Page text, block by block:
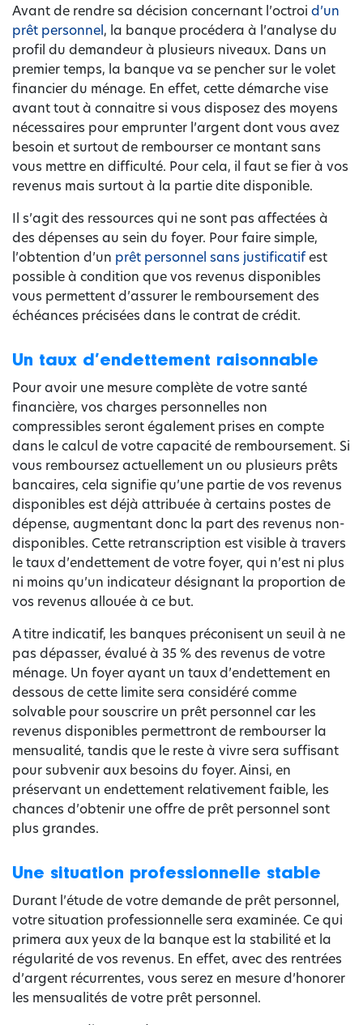
Avant de rendre sa décision concernant l’octroi d’un
prêt personnel, la banque procédera à l’analyse du
profil du demandeur à plusieurs niveaux. Dans un
premier temps, la banque va se pencher sur le volet
financier du ménage. En effet, cette démarche vise
avant tout à connaitre si vous disposez des moyens
nécessaires pour emprunter l’argent dont vous avez
besoin et surtout de rembourser ce montant sans
vous mettre en difficulté. Pour cela, il faut se fier à vos
revenus mais surtout à la partie dite disponible.
Il s’agit des ressources qui ne sont pas affectées à
des dépenses au sein du foyer. Pour faire simple,
l’obtention d’un prêt personnel sans justificatifest
possible à condition que vos revenus disponibles
vous permettent d’assurer le remboursement des
échéances précisées dans le contrat de crédit.
Un taux d’endettement raisonnable
Pour avoir une mesure complète de votre santé
financière, vos charges personnelles non
compressibles seront également prises en compte
dans le calcul de votre capacité de remboursement. Si
vous remboursez actuellement un ou plusieurs prêts
bancaires, cela signifie qu’une partie de vos revenus
disponibles est déjà attribuée à certains postes de
dépense, augmentant donc la part des revenus non-
disponibles. Cette retranscription est visible à travers
le taux d’endettement de votre foyer, qui n’est ni plus
ni moins qu’un indicateur désignant la proportion de
vos revenus allouée à ce but.
A titre indicatif, les banques préconisent un seuil à ne
pas dépasser, évalué à 35 % des revenus de votre
ménage. Un foyer ayant un taux d’endettement en
dessous de cette limite sera considéré comme
solvable pour souscrire un prêt personnel car les
revenus disponibles permettront de rembourser la
mensualité, tandis que le reste à vivre sera suffisant
pour subvenir aux besoins du foyer. Ainsi, en
préservant un endettement relativement faible, les
chances d’obtenir une offre de prêt personnel sont
plus grandes.
Une situation professionnelle stable
Durant l’étude de votre demande de prêt personnel,
votre situation professionnelle sera examinée. Ce qui
primera aux yeux de la banque est la stabilité et la
régularité de vos revenus. En effet, avec des rentrées
d’argent récurrentes, vous serez en mesure d’honorer
les mensualités de votre prêt personnel.